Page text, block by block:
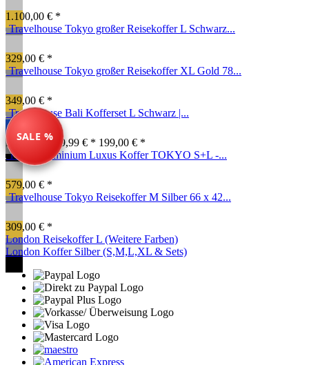
1.100,00 € *
Travelhouse Tokyo großer Reisekoffer L Schwarz...
329,00 € *
Travelhouse Tokyo großer Reisekoffer XL Gold 78...
349,00 € *
SALE %
Travelhouse Bali Kofferset L Schwarz |...
Farben ab: 79,99 € * 199,00 € *
100% Aluminium Luxus Koffer TOKYO S+L -...
579,00 € *
Travelhouse Tokyo Reisekoffer M Silber 66 x 42...
309,00 € *
London Reisekoffer L (Weitere Farben)
London Koffer Silber (S,M,L,XL & Sets)